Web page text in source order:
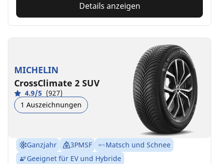
Details anzeigen
MICHELIN
CrossClimate 2 SUV
4.9/5 (927)
1 Auszeichnungen
Ganzjahr 3PMSF
Matsch und Schnee
Geeignet für EV und Hybride